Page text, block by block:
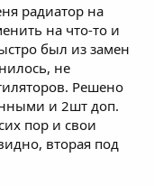
радиатор на
на что-то и
был из замен
не
Решено
и 2шт доп.
пор и свои
вторая под